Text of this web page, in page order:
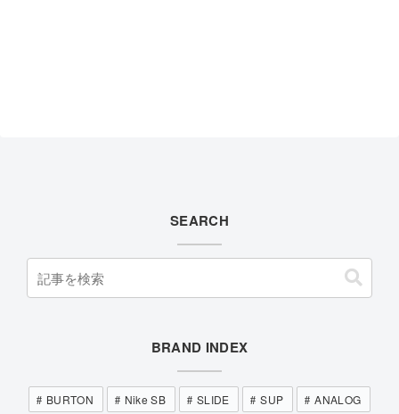
SEARCH
BRAND INDEX
BURTON Nike SB SLIDE SUP
ANALOG